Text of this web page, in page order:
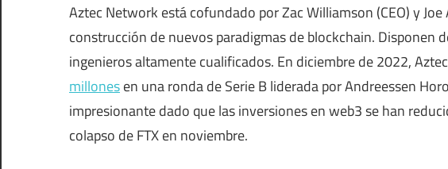
Aztec Network está cofundado por Zac Williamson (CEO) y
construcción de nuevos paradigmas de blockchain. Disponen
ingenieros altamente cualificados. En diciembre de 2022,
millonesen una ronda de Serie B liderada por Andreessen
impresionante dado que las inversiones en web3 se han
colapso de FTX en noviembre.